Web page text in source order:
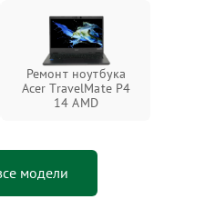
Ремонт ноутбука
Acer TravelMate P4
14 AMD
модели